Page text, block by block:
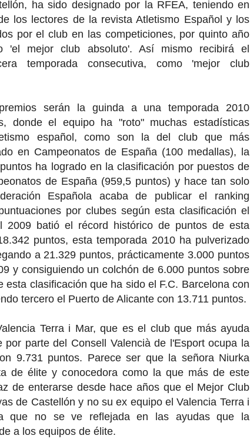
ha sido designado por la RFEA, teniendo en
los lectores de la revista Atletismo Español y los
por el club en las competiciones, por quinto año
'el mejor club absoluto'. Así mismo recibirá el
temporada consecutiva, como 'mejor club
serán la guinda a una temporada 2010
donde el equipo ha "roto" muchas estadísticas
español, como son la del club que más
en Campeonatos de España (100 medallas), la
ha logrado en la clasificación por puestos de
de España (959,5 puntos) y hace tan solo
Española acaba de publicar el ranking
por clubes según esta clasificación el
2009 batió el récord histórico de puntos de esta
puntos, esta temporada 2010 ha pulverizado
a 21.329 puntos, prácticamente 3.000 puntos
y consiguiendo un colchón de 6.000 puntos sobre
esta clasificación que ha sido el F.C. Barcelona con
tercero el Puerto de Alicante con 13.711 puntos.
Terra i Mar, que es el club que más ayuda
por parte del Consell Valencià de l'Esport ocupa la
9.731 puntos. Parece ser que la señora Niurka
de élite y conocedora como la que más de este
de enterarse desde hace años que el Mejor Club
de Castellón y no su ex equipo el Valencia Terra i
que no se ve reflejada en las ayudas que la
a los equipos de élite.